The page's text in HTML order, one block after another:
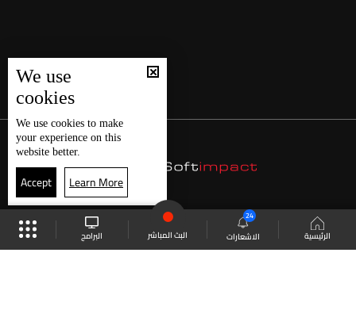
الرئيسية الاشعارات
24
البث المباشر البرامج
We use
cookies
We use cookies to make
your experience on this
website better.
Accept Learn More
موقع البرامج الجدول البث المباشر